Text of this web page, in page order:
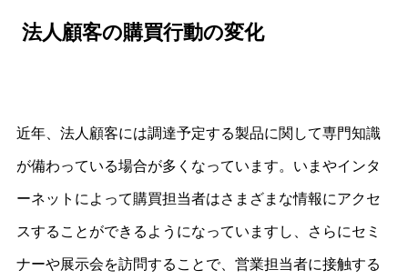
法人顧客の購買行動の変化
近年、法人顧客には調達予定する製品に関して専門知識
が備わっている場合が多くなっています。いまやインタ
ーネットによって購買担当者はさまざまな情報にアクセ
スすることができるようになっていますし、さらにセミ
ナーや展示会を訪問することで、営業担当者に接触する